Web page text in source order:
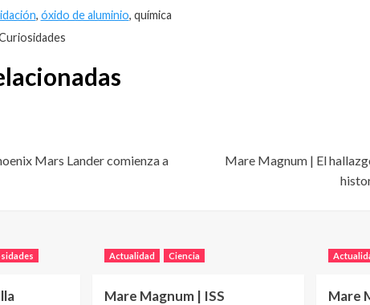
, óxido de aluminio, química
Mars Lander comienza a
Mare Magnum | El
Actualidad Ciencia
Mare Magnum | ISS
Mare